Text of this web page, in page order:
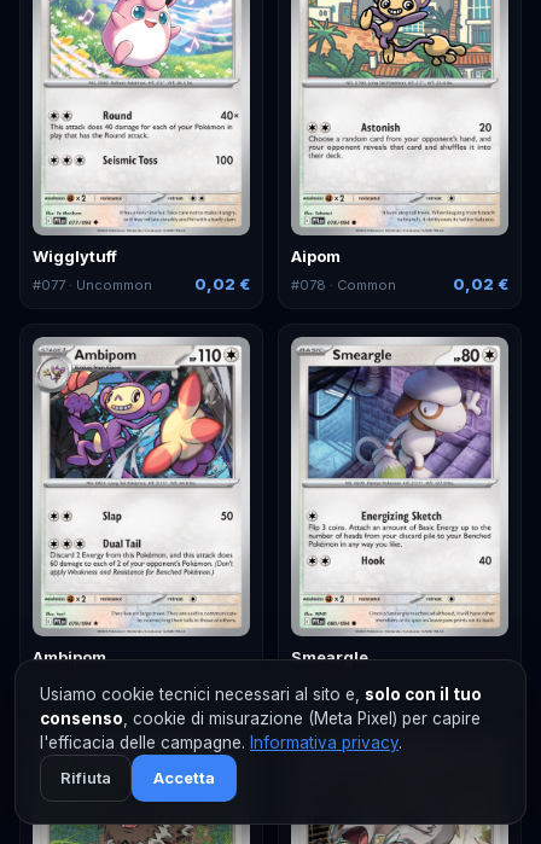
Wigglytuff
#077 · Uncommon 0,02 €
Aipom
#078 · Common 0,02 €
Ambipom
#079 0,02 €
Smeargle
080 · Common 0,02 €
Usiamo cookie tecnici necessari al sito e, solo con il tuo
consenso , cookie di misurazione (Meta Pixel) per capire
l'efficacia delle campagne. Informativa privacy.
Rifiuta
Accetta